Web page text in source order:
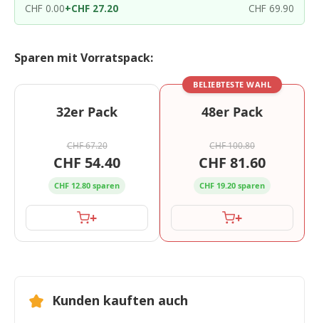
CHF 0.00+CHF 27.20 CHF 69.90
Sparen mit Vorratspack:
32er Pack
CHF 67.20
CHF 54.40
CHF 12.80 sparen
+
BELIEBTESTE WAHL
48er Pack
CHF 100.80
CHF 81.60
CHF 19.20 sparen
+
Kunden kauften auch